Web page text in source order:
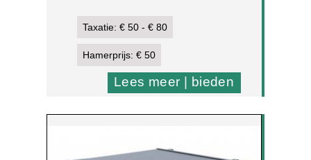
Taxatie: € 50 - € 80
Hamerprijs: € 50
Lees meer | bieden